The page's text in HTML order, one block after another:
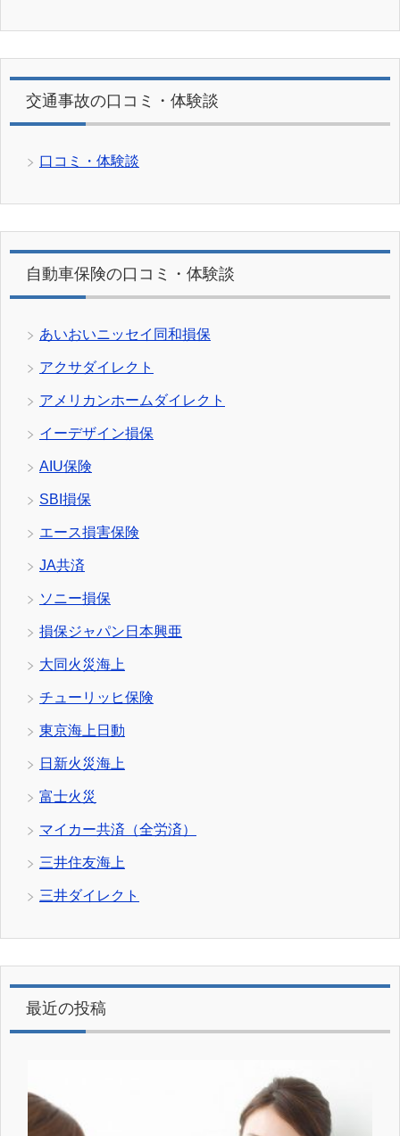
交通事故の口コミ・体験談
口コミ・体験談
自動車保険の口コミ・体験談
あいおいニッセイ同和損保
アクサダイレクト
アメリカンホームダイレクト
イーデザイン損保
AIU保険
SBI損保
エース損害保険
JA共済
ソニー損保
損保ジャパン日本興亜
大同火災海上
チューリッヒ保険
東京海上日動
日新火災海上
富士火災
マイカー共済（全労済）
三井住友海上
三井ダイレクト
最近の投稿